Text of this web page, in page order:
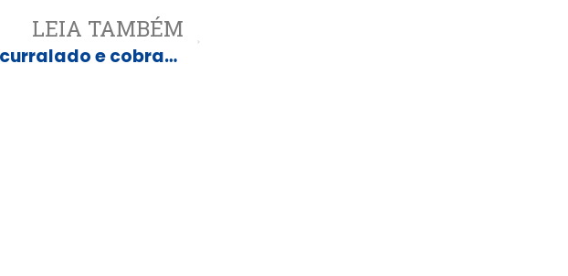
LEIA TAMBÉM
Gilmar Mendes é encurralado e cobrado por brasileiros nas ruas de Lisboa